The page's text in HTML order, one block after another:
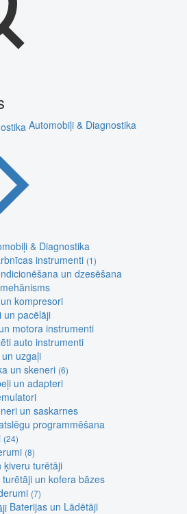
Automobiļi & Diagnostika
& Diagnostika
instrumenti (1)
un dzesēšana
kompresori
un pacēlāji
motora instrumenti
auto instrumenti
uzgaļi
un skeneri (6)
un adapteri
un saskarnes
programmēšana
(24)
(8)
ķiveru turētāji
turētāji un kofera bāzes
(7)
Baterijas un Lādētāji